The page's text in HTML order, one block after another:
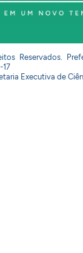
Reservados.
17
Executiva de